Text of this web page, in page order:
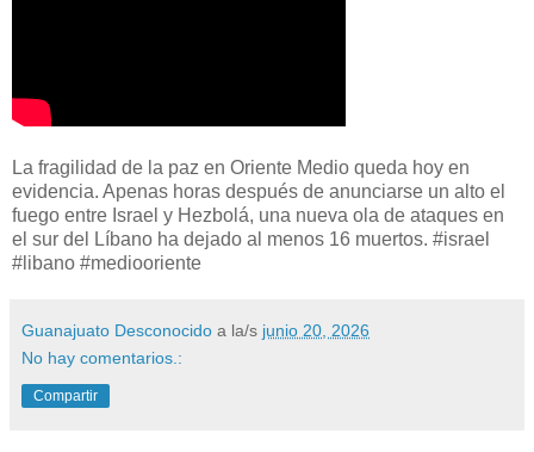
La fragilidad de la paz en Oriente Medio queda hoy en
evidencia. Apenas horas después de anunciarse un alto el
fuego entre Israel y Hezbolá, una nueva ola de ataques en
el sur del Líbano ha dejado al menos 16 muertos. #israel
#libano #mediooriente
Guanajuato Desconocido a la/s junio 20, 2026
No hay comentarios.:
Compartir